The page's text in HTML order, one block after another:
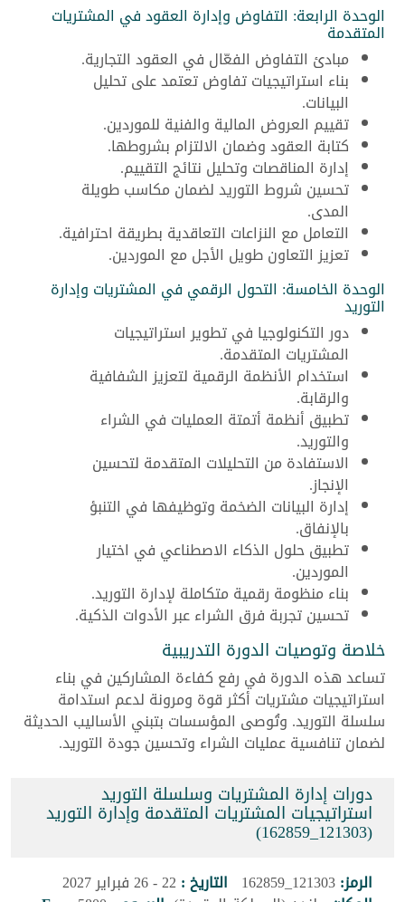
الوحدة الرابعة: التفاوض وإدارة العقود في المشتريات
المتقدمة
مبادئ التفاوض الفعّال في العقود التجارية.
بناء استراتيجيات تفاوض تعتمد على تحليل
البيانات.
تقييم العروض المالية والفنية للموردين.
كتابة العقود وضمان الالتزام بشروطها.
إدارة المناقصات وتحليل نتائج التقييم.
تحسين شروط التوريد لضمان مكاسب طويلة
المدى.
التعامل مع النزاعات التعاقدية بطريقة احترافية.
تعزيز التعاون طويل الأجل مع الموردين.
الوحدة الخامسة: التحول الرقمي في المشتريات وإدارة
التوريد
دور التكنولوجيا في تطوير استراتيجيات
المشتريات المتقدمة.
استخدام الأنظمة الرقمية لتعزيز الشفافية
والرقابة.
تطبيق أنظمة أتمتة العمليات في الشراء
والتوريد.
الاستفادة من التحليلات المتقدمة لتحسين
الإنجاز.
إدارة البيانات الضخمة وتوظيفها في التنبؤ
بالإنفاق.
تطبيق حلول الذكاء الاصطناعي في اختيار
الموردين.
بناء منظومة رقمية متكاملة لإدارة التوريد.
تحسين تجربة فرق الشراء عبر الأدوات الذكية.
خلاصة وتوصيات الدورة التدريبية
تساعد هذه الدورة في رفع كفاءة المشاركين في بناء
استراتيجيات مشتريات أكثر قوة ومرونة لدعم استدامة
سلسلة التوريد. وتُوصى المؤسسات بتبني الأساليب الحديثة
لضمان تنافسية عمليات الشراء وتحسين جودة التوريد.
دورات إدارة المشتريات وسلسلة التوريد
استراتيجيات المشتريات المتقدمة وإدارة التوريد
(121303_162859)
الرمز:121303_162859 التاريخ : 22 - 26 فبراير 2027